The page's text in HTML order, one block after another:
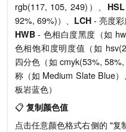
rgb(117, 105, 249)）、 HSL
92%, 69%)）、 LCH- 亮度彩
HWB- 色相白度黑度（如
色相饱和度明度值（如
四分色（如 cmyk(53%, 58%,
称（如 Medium Slate Blue）
板岩蓝色）
📋 复制颜色值
点击任意颜色格式右侧的 "复